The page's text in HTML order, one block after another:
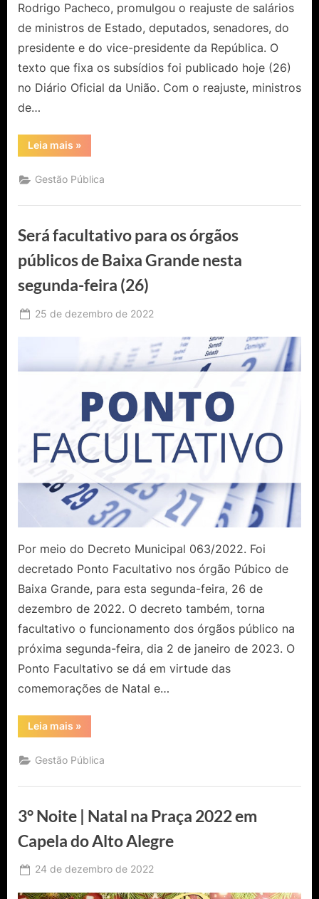
Rodrigo Pacheco, promulgou o reajuste de salários
de ministros de Estado, deputados, senadores, do
presidente e do vice-presidente da República. O
texto que fixa os subsídios foi publicado hoje (26)
no Diário Oficial da União. Com o reajuste, ministros
de…
Leia mais “Congresso
promulga
para
parlamentar,
e
»
Gestão Pública
Será facultativo para os órgãos
públicos de Baixa Grande nesta
segunda-feira (26)
Posted
25 de dezembro de 2022
Catureba
Por meio do Decreto Municipal 063/2022. Foi
decretado Ponto Facultativo nos órgão Púbico de
Baixa Grande, para esta segunda-feira, 26 de
dezembro de 2022. O decreto também, torna
facultativo o funcionamento dos órgãos público na
próxima segunda-feira, dia 2 de janeiro de 2023. O
Ponto Facultativo se dá em virtude das
comemorações de Natal e…
Leia mais “Será
facultativo
os
órgãos
de
nesta
segunda-
feira
(26)”
»
Gestão Pública
3° Noite | Natal na Praça 2022 em
Capela do Alto Alegre
Posted
24 de dezembro de 2022